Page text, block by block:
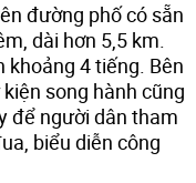
đường phố có sẵn
dài hơn 5,5 km.
khoảng 4 tiếng. Bên
song hành cũng
để người dân tham
biểu diễn công